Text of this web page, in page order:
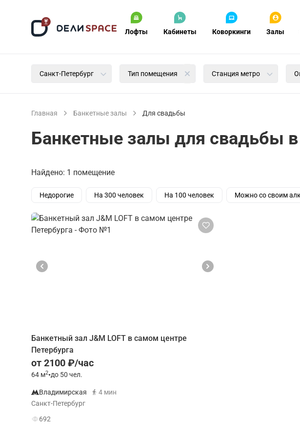
Лофты Кабинеты Коворкинги Залы
Санкт-Петербург Тип помещения Станция метро
Главная Банкетные залы Для свадьбы
Банкетные залы для свадьбы в
Найдено: 1 помещение
Недорогие На 300 человек На 100 человек Можно со своим
Банкетный зал J&M LOFT в самом центре
Петербурга
от 2100 ₽/час
64 м2•до 50 чел.
Владимирская
4 мин
Санкт-Петербург
692